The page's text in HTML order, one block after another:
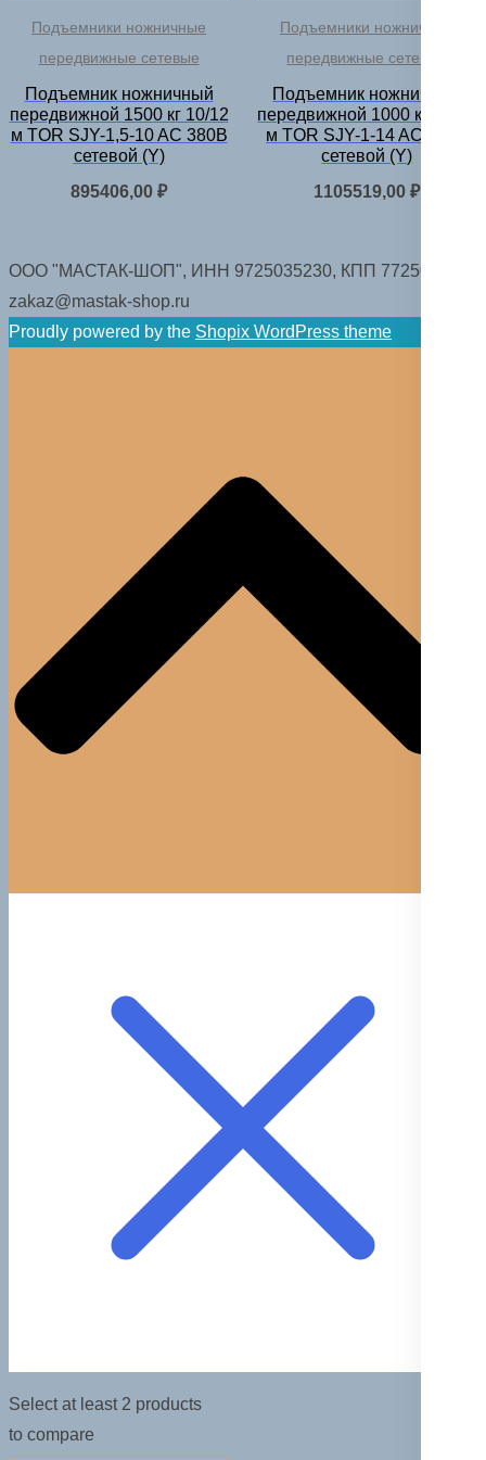
Подъемники ножничные
передвижные сетевые
Подъемник ножничный
передвижной 1500 кг 10/12
м TOR SJY-1,5-10 AC 380В
сетевой (Y)
895406,00₽
Подъемники ножничные
передвижные сетевые
Подъемник ножничный
передвижной 1000 кг 14/16
м TOR SJY-1-14 AC 380В
сетевой (Y)
1105519,00₽
ООО "МАСТАК-ШОП", ИНН 9725035230, КПП 772501001.
zakaz@mastak-shop.ru
Proudly powered by the Shopix WordPress theme
Select at least 2 products
to compare